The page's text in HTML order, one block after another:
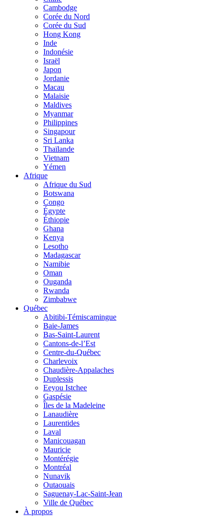
Cambodge
Corée du Nord
Corée du Sud
Hong Kong
Inde
Indonésie
Israël
Japon
Jordanie
Macau
Malaisie
Maldives
Myanmar
Philippines
Singapour
Sri Lanka
Thaïlande
Vietnam
Yémen
Afrique
Afrique du Sud
Botswana
Congo
Égypte
Éthiopie
Ghana
Kenya
Lesotho
Madagascar
Namibie
Oman
Ouganda
Rwanda
Zimbabwe
Québec
Abitibi-Témiscamingue
Baie-James
Bas-Saint-Laurent
Cantons-de-l’Est
Centre-du-Québec
Charlevoix
Chaudière-Appalaches
Duplessis
Eeyou Istchee
Gaspésie
Îles de la Madeleine
Lanaudière
Laurentides
Laval
Manicouagan
Mauricie
Montérégie
Montréal
Nunavik
Outaouais
Saguenay-Lac-Saint-Jean
Ville de Québec
À propos